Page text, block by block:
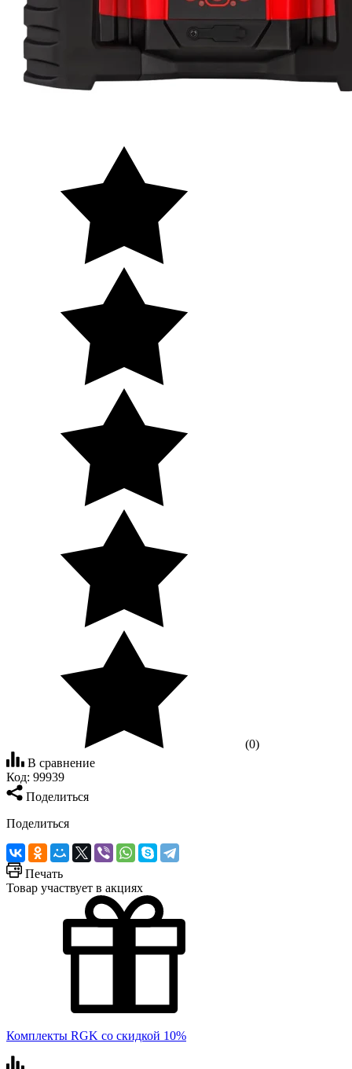
(0)
В сравнение
Код: 99939
Поделиться
Поделиться
Печать
Товар участвует в акциях
Комплекты RGK со скидкой 10%